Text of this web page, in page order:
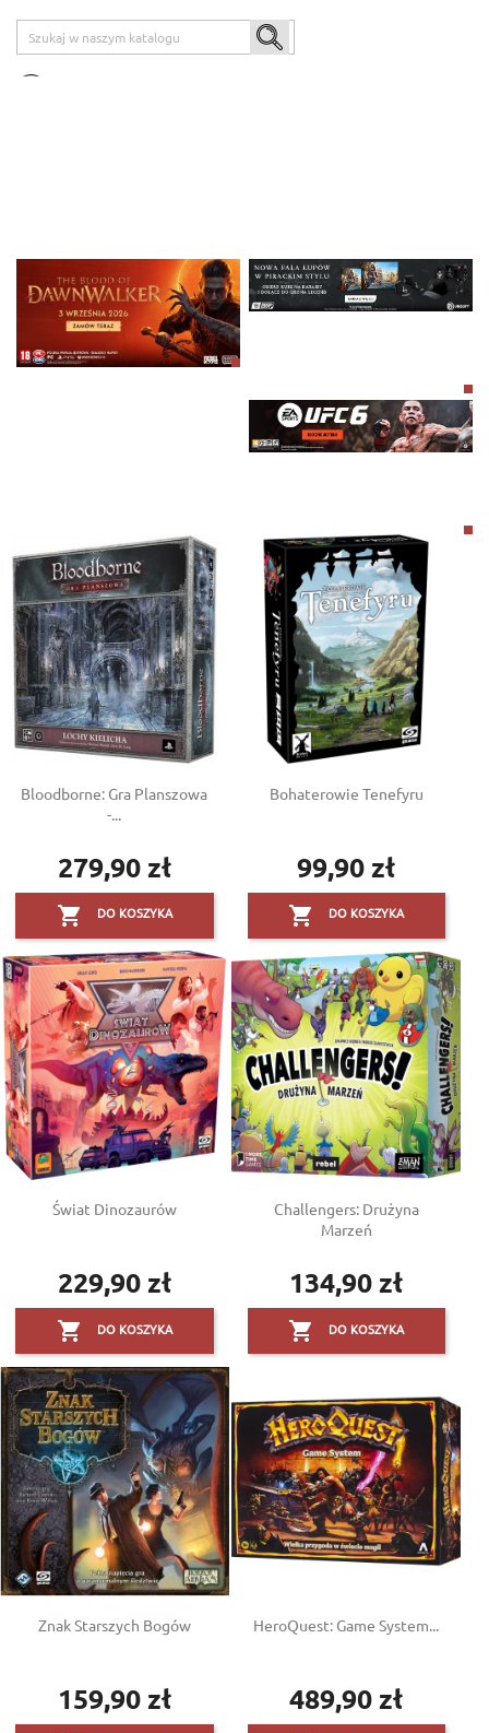
Bloodborne: Gra Planszowa
-...
Cena
279,90 zł
 DO KOSZYKA
Bohaterowie Tenefyru
Cena
99,90 zł
 DO KOSZYKA
Świat Dinozaurów
Cena
229,90 zł
 DO KOSZYKA
Challengers: Drużyna
Marzeń
Cena
134,90 zł
 DO KOSZYKA
Znak Starszych Bogów
Cena
159,90 zł
HeroQuest: Game System...
Cena
489,90 zł